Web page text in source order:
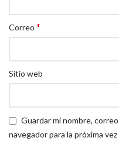
Correo *
Sitio web
Guardar mi nombre,
navegador para la próxima